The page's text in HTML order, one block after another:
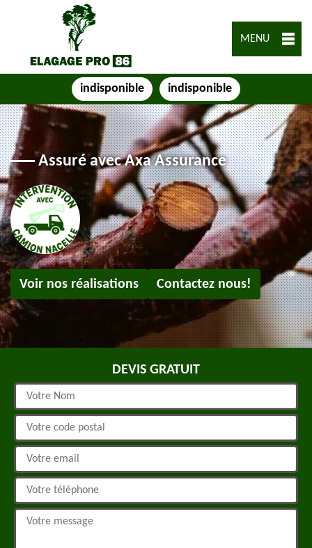
MENU
indisponible indisponible
Assuré avec Axa Assurance
Voir nos réalisations Contactez nous!
DEVIS GRATUIT